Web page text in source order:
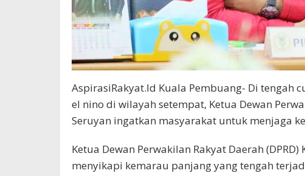
AspirasiRakyat.Id Kuala Pembuang- Di tengah
el nino di wilayah setempat, Ketua Dewan
Seruyan ingatkan masyarakat untuk menjaga
Ketua Dewan Perwakilan Rakyat Daerah
menyikapi kemarau panjang yang tengah